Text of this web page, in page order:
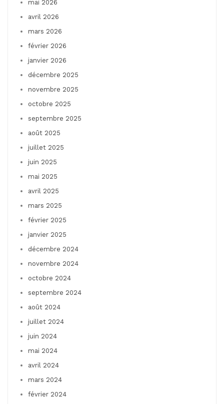
mai 2026
avril 2026
mars 2026
février 2026
janvier 2026
décembre 2025
novembre 2025
octobre 2025
septembre 2025
août 2025
juillet 2025
juin 2025
mai 2025
avril 2025
mars 2025
février 2025
janvier 2025
décembre 2024
novembre 2024
octobre 2024
septembre 2024
août 2024
juillet 2024
juin 2024
mai 2024
avril 2024
mars 2024
février 2024